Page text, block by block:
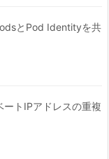
とPod Identityを共
ートIPアドレスの重複